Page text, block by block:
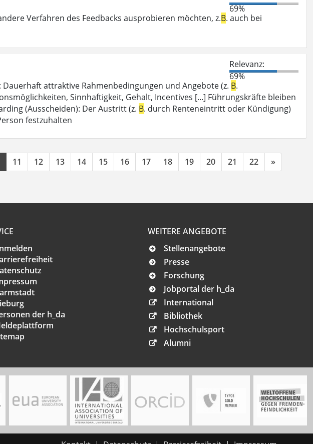
69%
Verfahren des Feedbacks ausprobieren möchten, z.B. auch bei
Relevanz:
69%
attraktive Rahmenbedingungen und Angebote (z. B.
Sinnhaftigkeit, Gehalt, Incentives [...] Führungskräfte bleiben
(Ausscheiden): Der Austritt (z. B. durch Renteneintritt oder Kündigung)
festzuhalten
11 12 13 14 15 16 17 18 19 20 21 22 »
der h_da
WEITERE ANGEBOTE
Stellenangebote
Presse
Forschung
Jobportal der h_da
International
Bibliothek
Hochschulsport
Alumni